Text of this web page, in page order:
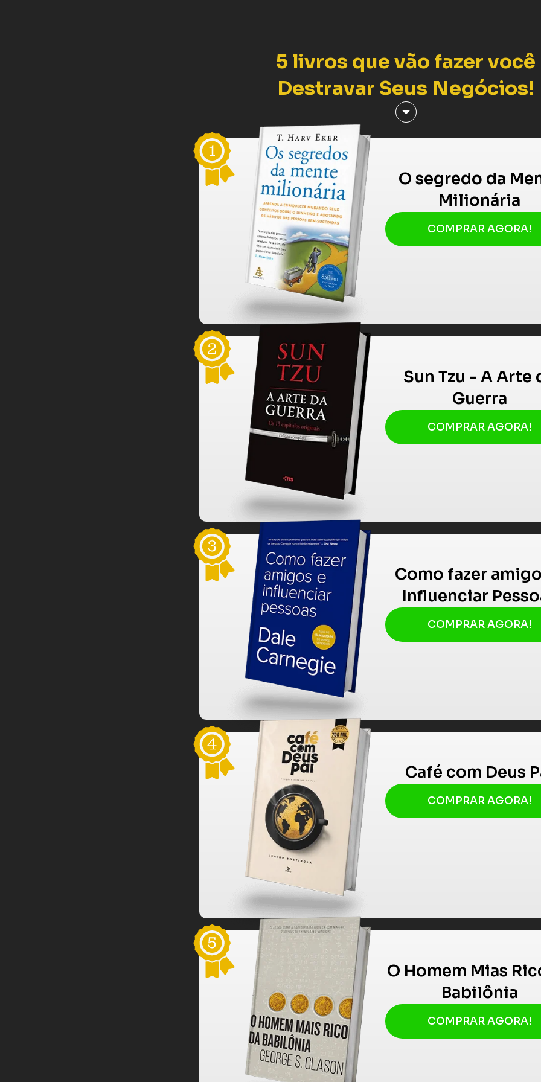
5 livros que vão fazer você
Destravar Seus Negócios!
O segredo da
Milionária
COMPRAR AGORA!
Sun Tzu - A Arte
Guerra
COMPRAR AGORA!
Como fazer
Influenciar
COMPRAR AGORA!
Café com Deus
COMPRAR AGORA!
O Homem Mias
Babilônia
COMPRAR AGORA!